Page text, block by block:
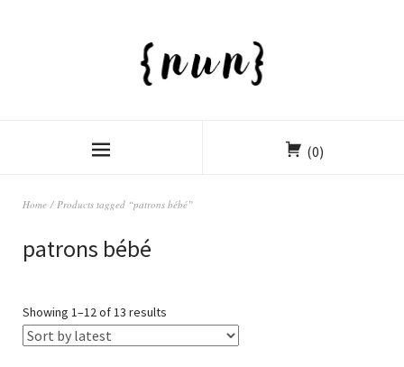
(0)
Home / Products tagged “patrons bébé”
patrons bébé
Showing 1–12 of 13 results